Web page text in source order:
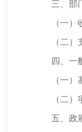
三、部门
（一）
（二）
四、一般
（一）
（二）
五、政府